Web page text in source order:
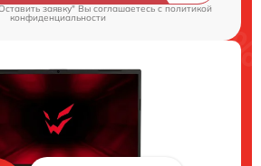
заявку" Вы соглашаетесь cполитикой
конфиденциальности